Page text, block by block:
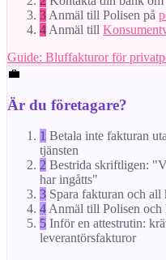
3 Anmäl till Polisen på
4 Anmäl till
Guide: Bluffakturor för
💼
Är du företagare?
1 Betala inte fakturan
tjänsten
2 Bestrida skriftligen:
har ingåtts"
3 Spara fakturan och all
4 Anmäl till Polisen och
5 Inför en attestrutin:
leverantörsfakturor